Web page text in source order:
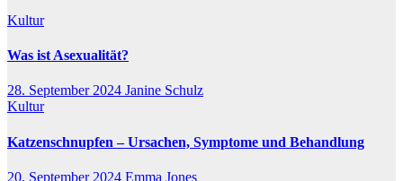
Kultur
Was ist Asexualität?
28. September 2024 Janine Schulz
Kultur
Katzenschnupfen – Ursachen, Symptome und Behandlung
20. September 2024 Emma Jones